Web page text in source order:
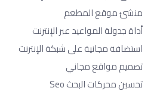
منشئ موقع المطعم
أداة جدولة المواعيد عبر الإنترنت
استضافة مجانية على شبكة الإنترنت
تصميم مواقع مجاني
تحسين محركات البحث Seo​